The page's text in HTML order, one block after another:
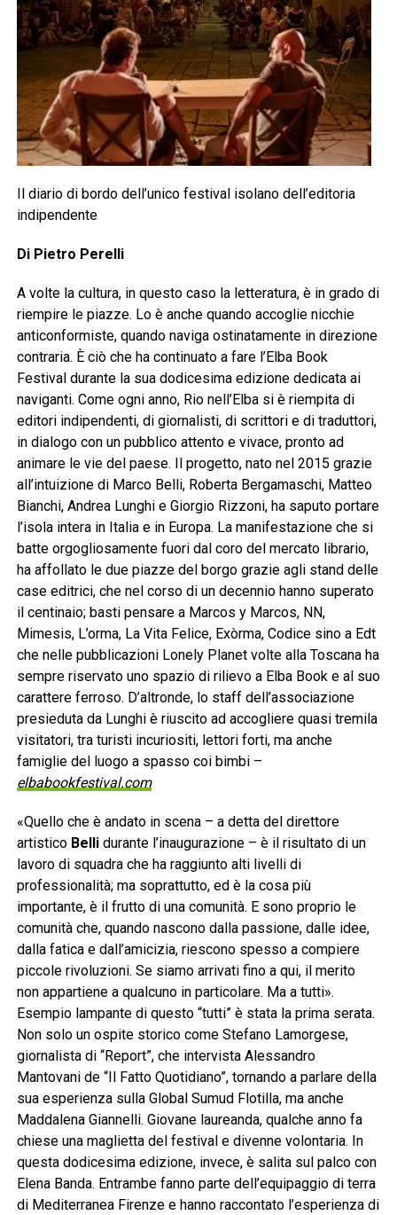
Il diario di bordo dell’unico festival isolano dell’editoria
indipendente
Di Pietro Perelli
A volte la cultura, in questo caso la letteratura, è in grado di
riempire le piazze. Lo è anche quando accoglie nicchie
anticonformiste, quando naviga ostinatamente in direzione
contraria. È ciò che ha continuato a fare l’Elba Book
Festival durante la sua dodicesima edizione dedicata ai
naviganti. Come ogni anno, Rio nell’Elba si è riempita di
editori indipendenti, di giornalisti, di scrittori e di traduttori,
in dialogo con un pubblico attento e vivace, pronto ad
animare le vie del paese. Il progetto, nato nel 2015 grazie
all’intuizione di Marco Belli, Roberta Bergamaschi, Matteo
Bianchi, Andrea Lunghi e Giorgio Rizzoni, ha saputo portare
l’isola intera in Italia e in Europa. La manifestazione che si
batte orgogliosamente fuori dal coro del mercato librario,
ha affollato le due piazze del borgo grazie agli stand delle
case editrici, che nel corso di un decennio hanno superato
il centinaio; basti pensare a Marcos y Marcos, NN,
Mimesis, L’orma, La Vita Felice, Exòrma, Codice sino a Edt
che nelle pubblicazioni Lonely Planet volte alla Toscana ha
sempre riservato uno spazio di rilievo a Elba Book e al suo
carattere ferroso. D’altronde, lo staff dell’associazione
presieduta da Lunghi è riuscito ad accogliere quasi tremila
visitatori, tra turisti incuriositi, lettori forti, ma anche
famiglie del luogo a spasso coi bimbi –
elbabookfestival.com
«Quello che è andato in scena – a detta del direttore
artistico Bellidurante l’inaugurazione – è il risultato di un
lavoro di squadra che ha raggiunto alti livelli di
professionalità; ma soprattutto, ed è la cosa più
importante, è il frutto di una comunità. E sono proprio le
comunità che, quando nascono dalla passione, dalle idee,
dalla fatica e dall’amicizia, riescono spesso a compiere
piccole rivoluzioni. Se siamo arrivati fino a qui, il merito
non appartiene a qualcuno in particolare. Ma a tutti».
Esempio lampante di questo “tutti” è stata la prima serata.
Non solo un ospite storico come Stefano Lamorgese,
giornalista di “Report”, che intervista Alessandro
Mantovani de “Il Fatto Quotidiano”, tornando a parlare della
sua esperienza sulla Global Sumud Flotilla, ma anche
Maddalena Giannelli. Giovane laureanda, qualche anno fa
chiese una maglietta del festival e divenne volontaria. In
questa dodicesima edizione, invece, è salita sul palco con
Elena Banda. Entrambe fanno parte dell’equipaggio di terra
di Mediterranea Firenze e hanno raccontato l’esperienza di